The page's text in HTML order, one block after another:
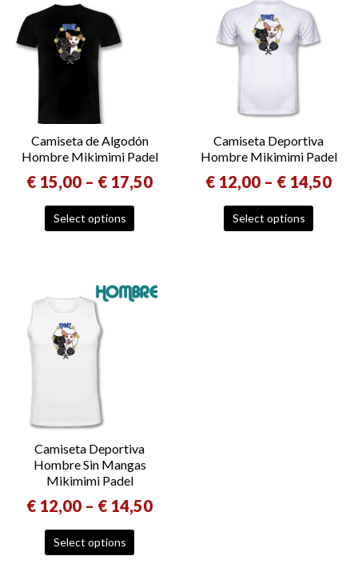
Camiseta de Algodón
Hombre Mikimimi Padel
€ 15,00 – € 17,50
Select options
Camiseta Deportiva
Hombre Mikimimi Padel
€ 12,00 – € 14,50
Select options
Camiseta Deportiva
Hombre Sin Mangas
Mikimimi Padel
€ 12,00 – € 14,50
Select options